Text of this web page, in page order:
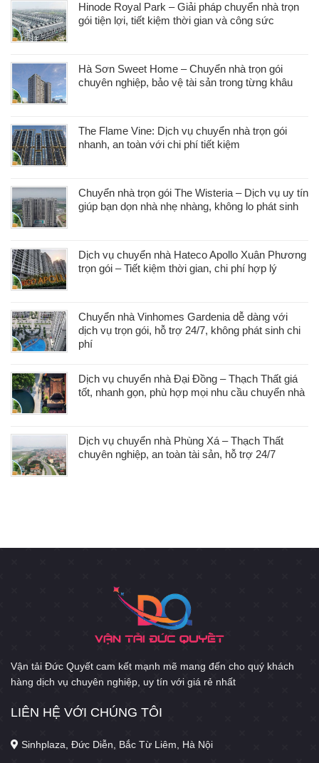
Hinode Royal Park – Giải pháp chuyển nhà trọn
gói tiện lợi, tiết kiệm thời gian và công sức
Hà Sơn Sweet Home – Chuyển nhà trọn gói
chuyên nghiệp, bảo vệ tài sản trong từng khâu
The Flame Vine: Dịch vụ chuyển nhà trọn gói
nhanh, an toàn với chi phí tiết kiệm
Chuyển nhà trọn gói The Wisteria – Dịch vụ uy tín
giúp bạn dọn nhà nhẹ nhàng, không lo phát sinh
Dịch vụ chuyển nhà Hateco Apollo Xuân Phương
trọn gói – Tiết kiệm thời gian, chi phí hợp lý
Chuyển nhà Vinhomes Gardenia dễ dàng với
dịch vụ trọn gói, hỗ trợ 24/7, không phát sinh chi
phí
Dịch vụ chuyển nhà Đại Đồng – Thạch Thất giá
tốt, nhanh gọn, phù hợp mọi nhu cầu chuyển nhà
Dịch vụ chuyển nhà Phùng Xá – Thạch Thất
chuyên nghiệp, an toàn tài sản, hỗ trợ 24/7
Vận tải Đức Quyết cam kết mạnh mẽ mang đến cho quý khách
hàng dịch vụ chuyên nghiệp, uy tín với giá rẻ nhất
LIÊN HỆ VỚI CHÚNG TÔI
Sinhplaza, Đức Diễn, Bắc Từ Liêm, Hà Nội